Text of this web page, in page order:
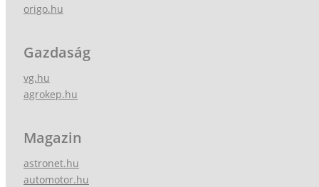
origo.hu
Gazdaság
vg.hu
agrokep.hu
Magazin
astronet.hu
automotor.hu